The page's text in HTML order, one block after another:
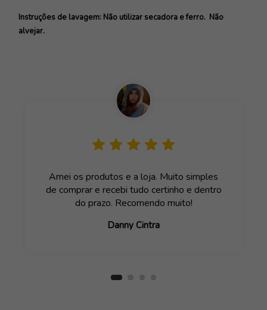
Instruções de lavagem: Não utilizar secadora e ferro. Não
alvejar.
Amei os produtos e a loja. Muito simples
de comprar e recebi tudo certinho e dentro
do prazo. Recomendo muito!
Danny Cintra